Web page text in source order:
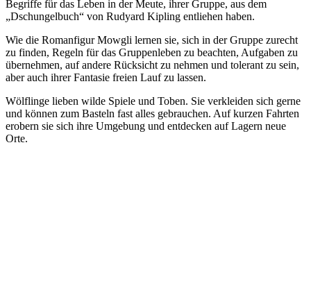
Begriffe für das Leben in der Meute, ihrer Gruppe, aus dem
„Dschungelbuch“ von Rudyard Kipling entliehen haben.
Wie die Romanfigur Mowgli lernen sie, sich in der Gruppe zurecht
zu finden, Regeln für das Gruppenleben zu beachten, Aufgaben zu
übernehmen, auf andere Rücksicht zu nehmen und tolerant zu sein,
aber auch ihrer Fantasie freien Lauf zu lassen.
Wölflinge lieben wilde Spiele und Toben. Sie verkleiden sich gerne
und können zum Basteln fast alles gebrauchen. Auf kurzen Fahrten
erobern sie sich ihre Umgebung und entdecken auf Lagern neue
Orte.